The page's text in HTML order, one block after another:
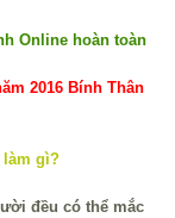
Online hoàn toàn
2016 Bính Thân
đều có thể mắc